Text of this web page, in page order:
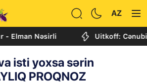
AZ
Nəsirli Uitkoff: Cənubi
isti yoxsa sərin
PROQNOZ